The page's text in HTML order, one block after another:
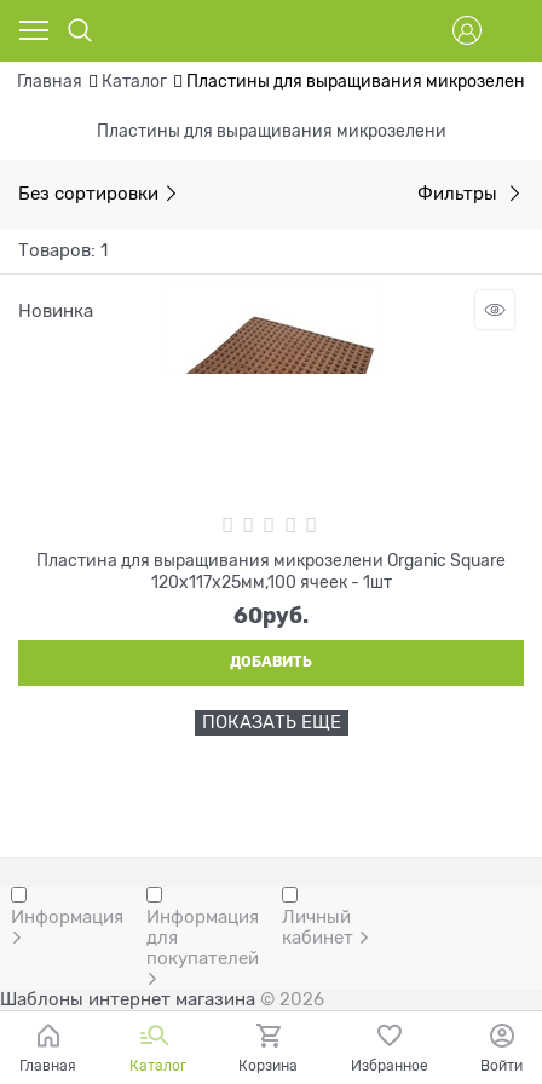
Главная Каталог Пластины для выращивания микрозелени
Пластины для выращивания микрозелени
Без сортировки Фильтры
Товаров: 1
Новинка
Пластина для выращивания микрозелени Organic Square
120х117х25мм,100 ячеек - 1шт
60руб.
ДОБАВИТЬ
ПОКАЗАТЬ ЕЩЕ
Информация
Информация
для
покупателей
Личный
кабинет
Шаблоны интернет магазина © 2026
Главная Каталог Корзина Избранное Войти